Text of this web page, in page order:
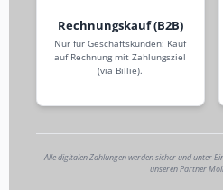
Rechnungskauf (B2B)
Nur für Geschäftskunden: Kauf
auf Rechnung mit Zahlungsziel
(via Billie).
Alle digitalen Zahlungen werden sicher und unter
unseren Partner